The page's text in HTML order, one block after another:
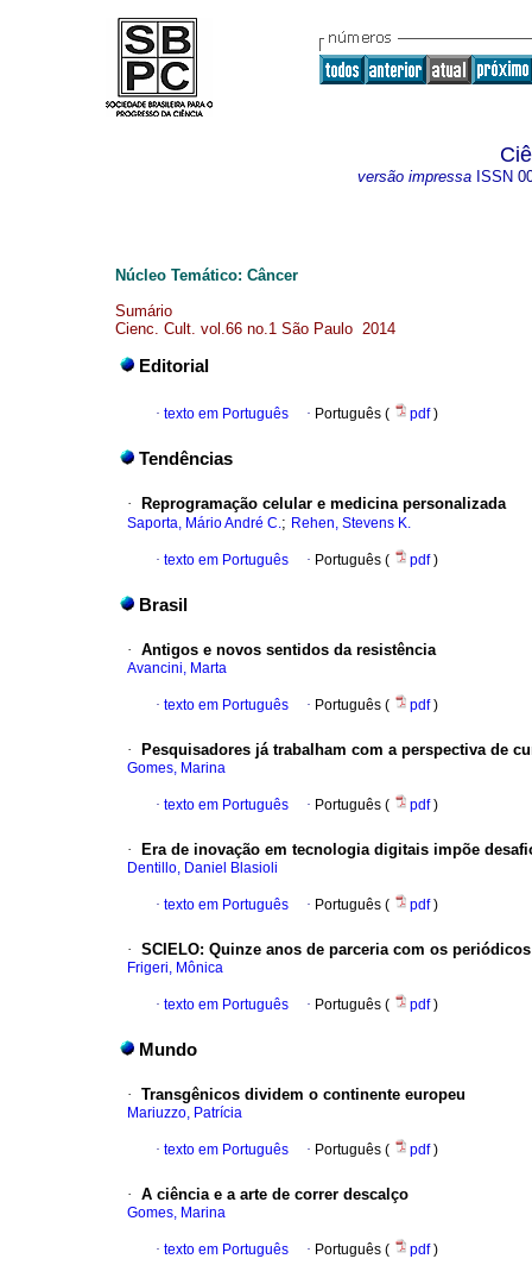
versão impressa ISSN
Núcleo Temático: Câncer
Sumário
Cienc. Cult. vol.66 no.1 São Paulo 2014
Editorial
· texto em Português · Português ( pdf)
Tendências
· Reprogramação celular e medicina personalizada
Saporta, Mário André C.; Rehen, Stevens K.
· texto em Português · Português ( pdf)
Brasil
· Antigos e novos sentidos da resistência
Avancini, Marta
· texto em Português · Português ( pdf)
· Pesquisadores já trabalham com a perspectiva de
Gomes, Marina
· texto em Português · Português ( pdf)
· Era de inovação em tecnologia digitais impõe
Dentillo, Daniel Blasioli
· texto em Português · Português ( pdf)
· SCIELO: Quinze anos de parceria com os
Frigeri, Mônica
· texto em Português · Português ( pdf)
Mundo
· Transgênicos dividem o continente europeu
Mariuzzo, Patrícia
· texto em Português · Português ( pdf)
· A ciência e a arte de correr descalço
Gomes, Marina
· texto em Português · Português ( pdf)